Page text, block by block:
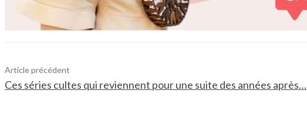
Article précédent
Ces séries cultes qui reviennent pour une suite des années après…